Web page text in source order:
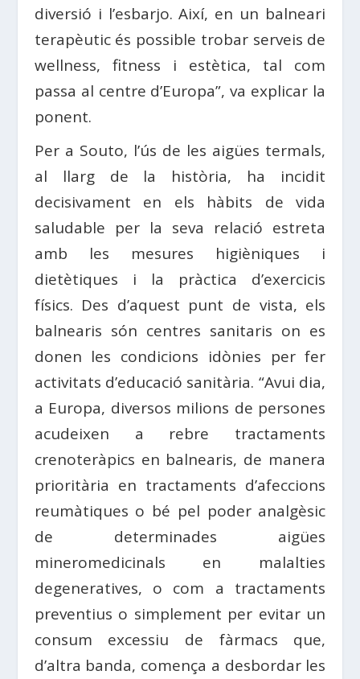
diversió i l’esbarjo. Així, en un balneari
terapèutic és possible trobar serveis de
wellness, fitness i estètica, tal com
passa al centre d’Europa”, va explicar la
ponent.
Per a Souto, l’ús de les aigües termals,
al llarg de la història, ha incidit
decisivament en els hàbits de vida
saludable per la seva relació estreta
amb les mesures higièniques i
dietètiques i la pràctica d’exercicis
físics. Des d’aquest punt de vista, els
balnearis són centres sanitaris on es
donen les condicions idònies per fer
activitats d’educació sanitària. “Avui dia,
a Europa, diversos milions de persones
acudeixen a rebre tractaments
crenoteràpics en balnearis, de manera
prioritària en tractaments d’afeccions
reumàtiques o bé pel poder analgèsic
de determinades aigües
mineromedicinals en malalties
degeneratives, o com a tractaments
preventius o simplement per evitar un
consum excessiu de fàrmacs que,
d’altra banda, comença a desbordar les